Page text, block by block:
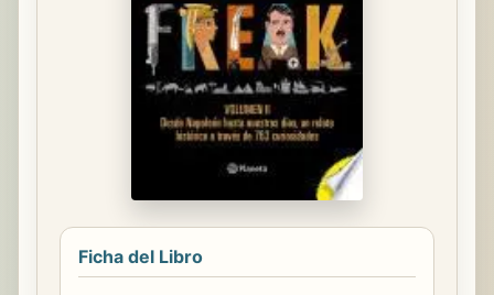
Ficha del Libro